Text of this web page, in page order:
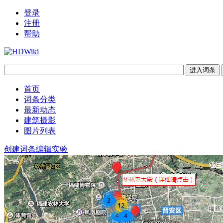
登录
注册
帮助
首页
词条分类
最新动态
建筑摄影
图片列表
创建词条编辑实验